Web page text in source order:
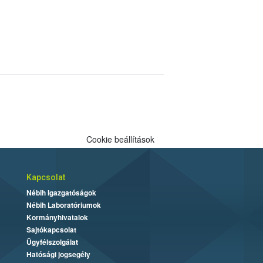
Cookie beállítások
Kapcsolat
Nébih Igazgatóságok
Nébih Laboratóriumok
Kormányhivatalok
Sajtókapcsolat
Ügyfélszolgálat
Hatósági jogsegély